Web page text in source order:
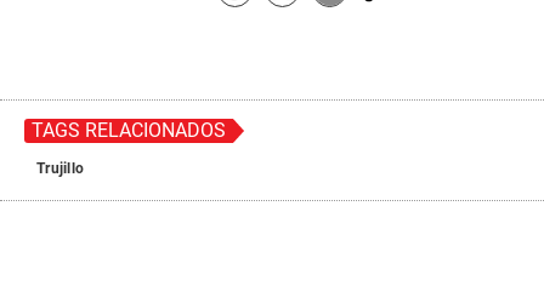
TAGS RELACIONADOS
Trujillo